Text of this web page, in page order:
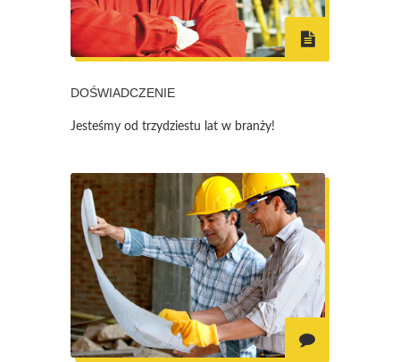
DOŚWIADCZENIE
Jesteśmy od trzydziestu lat w branży!